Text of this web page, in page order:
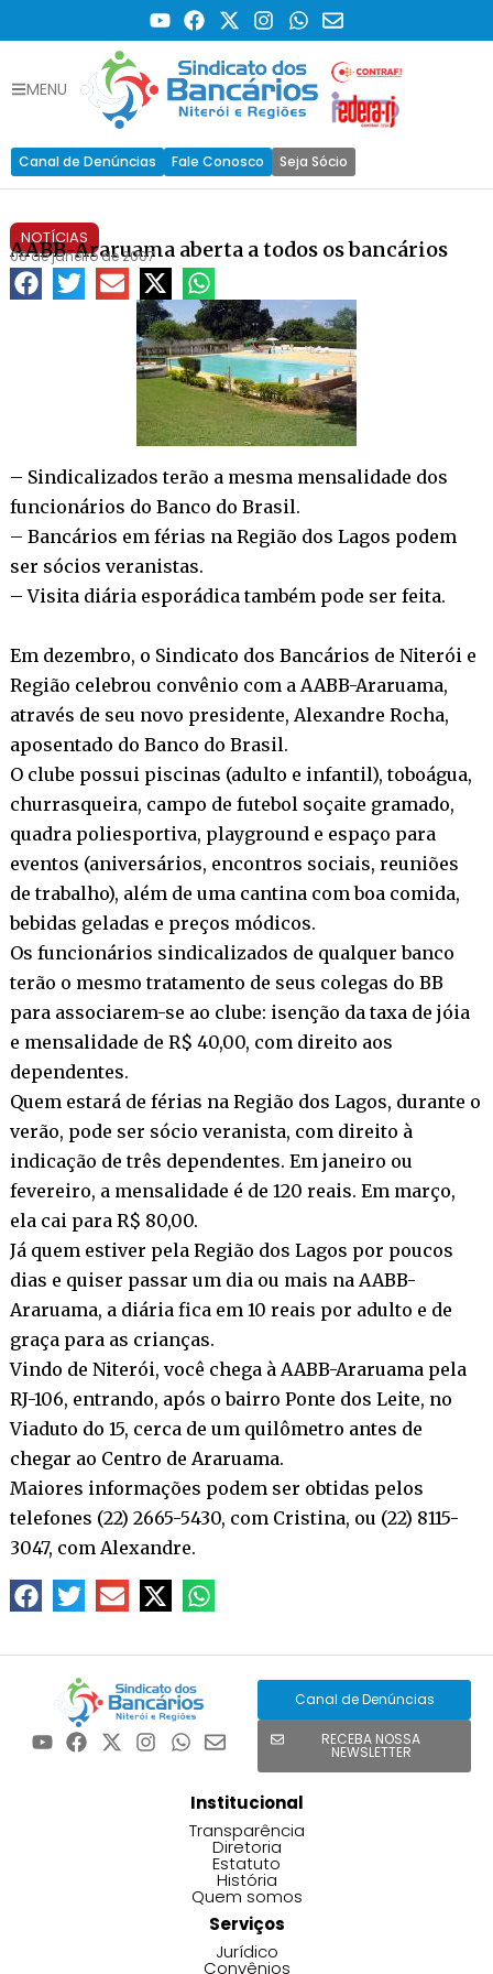
MENU
Canal de Denúncias Fale Conosco Seja Sócio
NOTÍCIAS
AABB-Araruama aberta a todos os bancários
08 de janeiro de 2007
– Sindicalizados terão a mesma mensalidade dos
funcionários do Banco do Brasil.
– Bancários em férias na Região dos Lagos podem
ser sócios veranistas.
– Visita diária esporádica também pode ser feita.
Em dezembro, o Sindicato dos Bancários de Niterói e
Região celebrou convênio com a AABB-Araruama,
através de seu novo presidente, Alexandre Rocha,
aposentado do Banco do Brasil.
O clube possui piscinas (adulto e infantil), toboágua,
churrasqueira, campo de futebol soçaite gramado,
quadra poliesportiva, playground e espaço para
eventos (aniversários, encontros sociais, reuniões
de trabalho), além de uma cantina com boa comida,
bebidas geladas e preços módicos.
Os funcionários sindicalizados de qualquer banco
terão o mesmo tratamento de seus colegas do BB
para associarem-se ao clube: isenção da taxa de jóia
e mensalidade de R$ 40,00, com direito aos
dependentes.
Quem estará de férias na Região dos Lagos, durante o
verão, pode ser sócio veranista, com direito à
indicação de três dependentes. Em janeiro ou
fevereiro, a mensalidade é de 120 reais. Em março,
ela cai para R$ 80,00.
Já quem estiver pela Região dos Lagos por poucos
dias e quiser passar um dia ou mais na AABB-
Araruama, a diária fica em 10 reais por adulto e de
graça para as crianças.
Vindo de Niterói, você chega à AABB-Araruama pela
RJ-106, entrando, após o bairro Ponte dos Leite, no
Viaduto do 15, cerca de um quilômetro antes de
chegar ao Centro de Araruama.
Maiores informações podem ser obtidas pelos
telefones (22) 2665-5430, com Cristina, ou (22) 8115-
3047, com Alexandre.
Canal de Denúncias
RECEBA NOSSA
NEWSLETTER
Institucional
Transparência
Diretoria
Estatuto
História
Quem somos
Serviços
Jurídico
Convênios